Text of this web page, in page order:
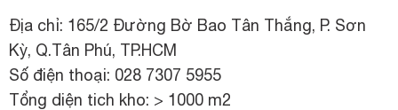
Địa chỉ: 165/2 Đường Bờ Bao Tân Thắng, P. Sơn
Kỳ, Q.Tân Phú, TP.HCM
Số điện thoại: 028 7307 5955
Tổng diện tich kho: > 1000 m2